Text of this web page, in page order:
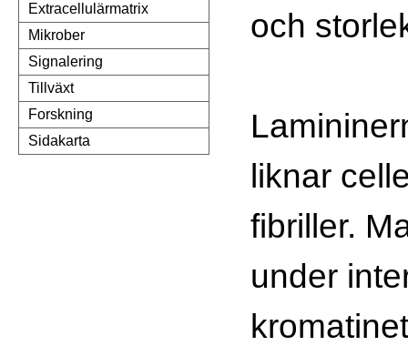
Extracellulärmatrix
Mikrober
Signalering
Tillväxt
Forskning
Sidakarta
och
liknar
fibriller.
under